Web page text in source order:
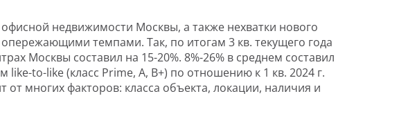
недвижимости Москвы, а также нехватки нового
темпами. Так, по итогам 3 кв. текущего года
Москвы составил на 15-20%. 8%-26% в среднем составил
to-like (класс Prime, А, В+) по отношению к 1 кв. 2024 г.
от многих факторов: класса объекта, локации, наличия и